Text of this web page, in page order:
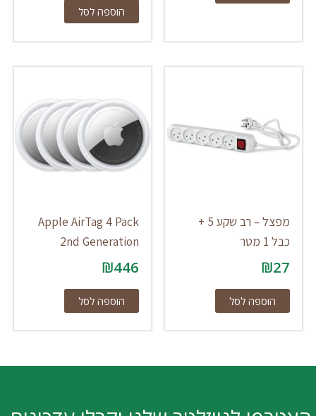
הוספה לסל
מפצל – רב שקע 5 +
כבל 1 מטר
₪27
הוספה לסל
Apple AirTag 4 Pack
2nd Generation
₪446
הוספה לסל